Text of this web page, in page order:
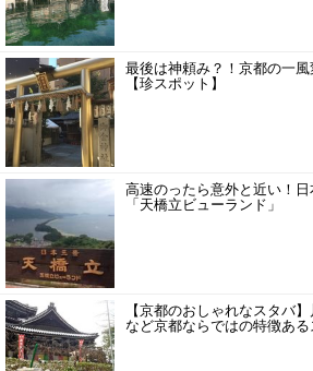
最後は神頼み？！京都の一
【珍スポット】
高速のったら意外と近い！
「天橋立ビューランド」
【京都のおしゃれなスタバ
など京都ならではの特徴あ